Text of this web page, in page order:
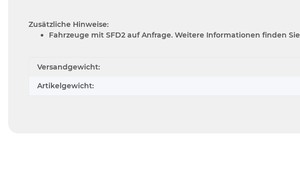
Zusätzliche Hinweise:
Fahrzeuge mit SFD2 auf Anfrage. Weitere Informationen finden Sie
Produkteigenschaft
Wert
Versandgewicht:
Artikelgewicht: